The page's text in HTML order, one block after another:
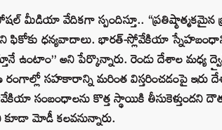
మీడియా వేదికగా స్పందిస్తూ..
ఫికోకు ధన్యవాదాలు. భారత్-స్లోవేకియా
ఉంటాం” అని పేర్కొన్నారు. రెండు దేశాల మధ్య
రంగాల్లో సహకారాన్ని మరింత విస్తరించడంపై ఇరు
సంబంధాలను కొత్త స్థాయికి తీసుకెళ్తుందని
కూడా మోడీ కలవనున్నారు.